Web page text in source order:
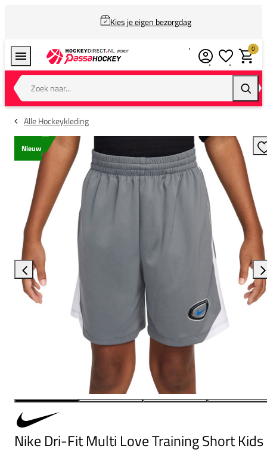
Kies je eigen bezorgdag
Zoek naar...
0
Alle Hockeykleding
Nieuw
Nike Dri-Fit Multi Love Training Short Kids